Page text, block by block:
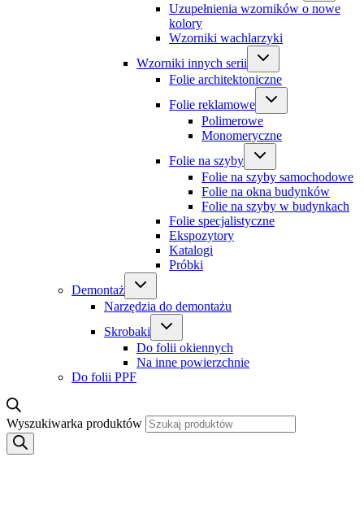
Uzupełnienia wzorników o nowe
kolory
Wzorniki wachlarzyki
Wzorniki innych serii
Folie architektoniczne
Folie reklamowe
Polimerowe
Monomeryczne
Folie na szyby
Folie na szyby samochodowe
Folie na okna budynków
Folie na szyby w budynkach
Folie specjalistyczne
Ekspozytory
Katalogi
Próbki
Demontaż
Narzędzia do demontażu
Skrobaki
Do folii okiennych
Na inne powierzchnie
Do folii PPF
Wyszukiwarka produktów